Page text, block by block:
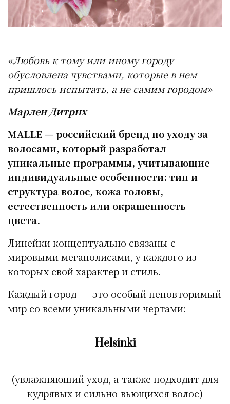
«Любовь к тому или иному городу
обусловлена чувствами, которые в нем
пришлось испытать, а не самим городом»
Марлен Дитрих
MALLE — российский бренд по уходу за
волосами, который разработал
уникальные программы, учитывающие
индивидуальные особенности: тип и
структура волос, кожа головы,
естественность или окрашенность
цвета.
Линейки концептуально связаны с
мировыми мегаполисами, у каждого из
которых свой характер и стиль.
Каждый город — это особый неповторимый
мир со всеми уникальными чертами:
Helsinki
(увлажняющий уход, а также подходит для
кудрявых и сильно вьющихся волос)